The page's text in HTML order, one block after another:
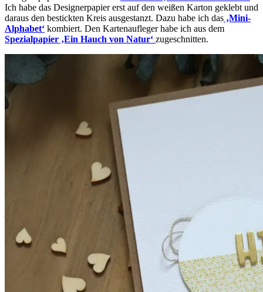
Ich habe das Designerpapier erst auf den weißen Karton geklebt und
daraus den bestickten Kreis ausgestanzt. Dazu habe ich das ‚Mini-
Alphabet‘ kombiert. Den Kartenaufleger habe ich aus dem
Spezialpapier ‚Ein Hauch von Natur‘ zugeschnitten.